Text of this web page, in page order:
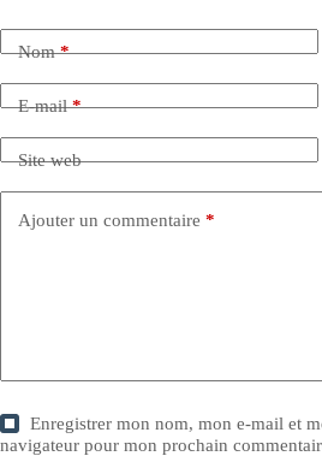
Nom*
E-mail*
Site web
Ajouter un commentaire *
Enregistrer mon nom, mon e-mail et
navigateur pour mon prochain